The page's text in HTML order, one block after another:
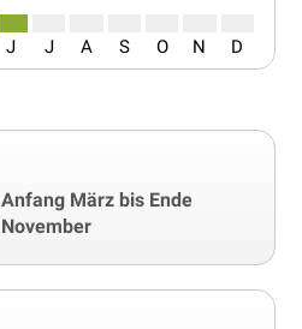
J J A S O N D
Anfang März bis Ende
November